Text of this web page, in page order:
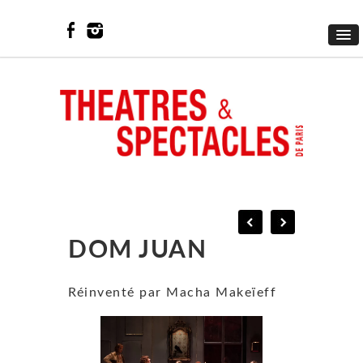
DOM JUAN
Réinventé par Macha Makeïeff